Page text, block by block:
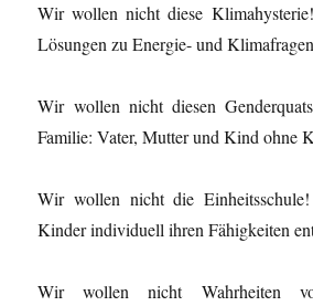
Wir wollen nicht diese
Lösungen zu Energie- und
Wir wollen nicht diesen
Familie: Vater, Mutter und Kind ohne
Wir wollen nicht die
Kinder individuell ihren Fähigkeiten
Wir wollen nicht Wahrheiten